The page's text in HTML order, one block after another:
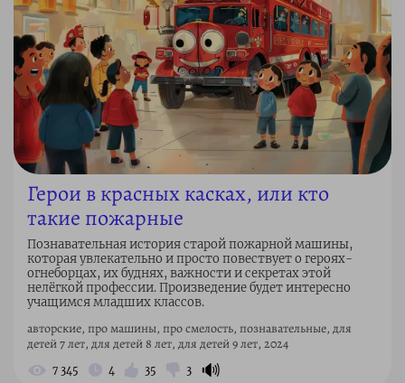
Герои в красных касках, или кто
такие пожарные
Познавательная история старой пожарной машины,
которая увлекательно и просто повествует о героях-
огнеборцах, их буднях, важности и секретах этой
нелёгкой профессии. Произведение будет интересно
учащимся младших классов.
авторские, про машины, про смелость, познавательные, для
детей 7 лет, для детей 8 лет, для детей 9 лет, 2024
7 345 4 35 3 🔊